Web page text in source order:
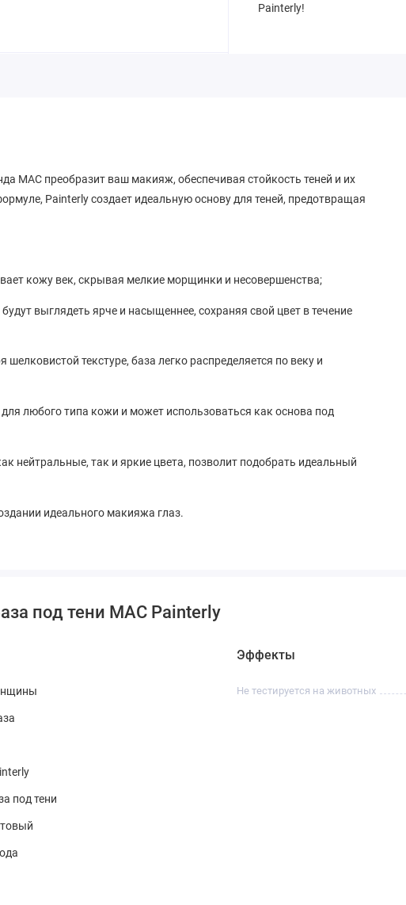
Painterly!
MAC преобразит ваш макияж, обеспечивая стойкость теней и их
Painterly создает идеальную основу для теней, предотвращая
кожу век, скрывая мелкие морщинки и несовершенства;
выглядеть ярче и насыщеннее, сохраняя свой цвет в течение
текстуре, база легко распределяется по веку и
любого типа кожи и может использоваться как основа под
нейтральные, так и яркие цвета, позволит подобрать идеальный
идеального макияжа глаз.
под тени MAC Painterly
под тени
Эффекты
Не тестируется на животных